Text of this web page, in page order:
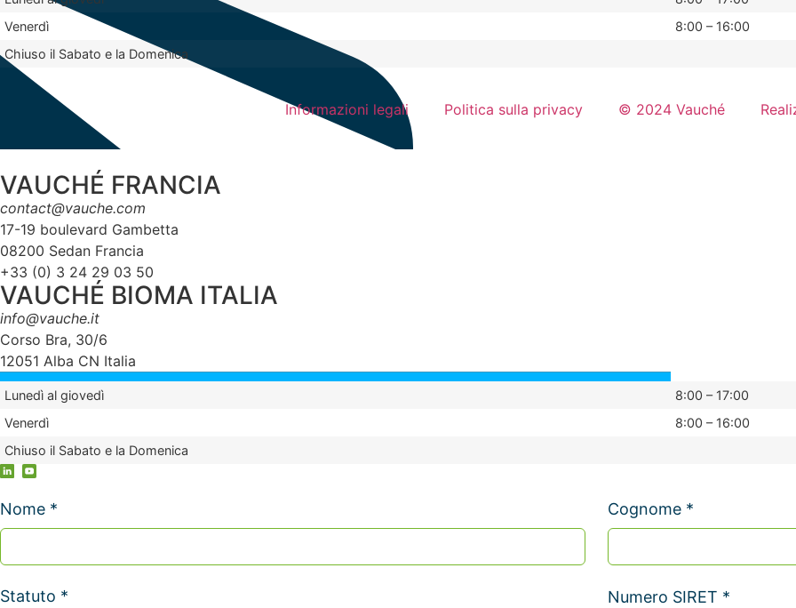
Venerdì
8:00 – 16:00
Chiuso il Sabato e la Domenica
Informazioni legali Politica sulla privacy © 2024 Vauché
VAUCHÉ FRANCIA
contact@vauche.com
17-19 boulevard Gambetta
08200 Sedan Francia
+33 (0) 3 24 29 03 50
VAUCHÉ BIOMA ITALIA
info@vauche.it
Corso Bra, 30/6
12051 Alba CN Italia
Lunedì al giovedì
8:00 – 17:00
Venerdì
8:00 – 16:00
Chiuso il Sabato e la Domenica
Nome * Cognome *
Statuto * Numero SIRET *